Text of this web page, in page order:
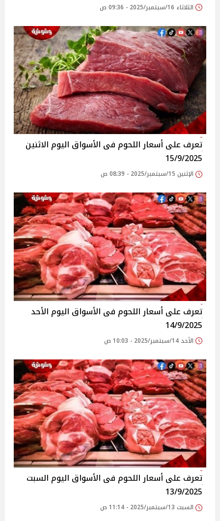
الثلاثاء 16/سبتمبر/2025 - 09:36 ص
تعرف على أسعار اللحوم فى الأسواق‎‎ اليوم الاثنين
15/9/2025
الإثنين 15/سبتمبر/2025 - 08:39 ص
تعرف على أسعار اللحوم فى الأسواق‎‎ اليوم الأحد
14/9/2025
الأحد 14/سبتمبر/2025 - 10:03 ص
تعرف على أسعار اللحوم فى الأسواق‎‎ اليوم السبت
13/9/2025
السبت 13/سبتمبر/2025 - 11:14 ص